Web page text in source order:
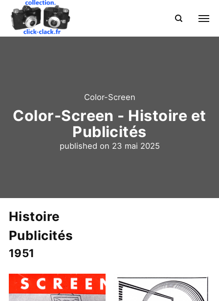
Color-Screen
Color-Screen - Histoire et
Publicités
published on 23 mai 2025
Histoire
Publicités
1951